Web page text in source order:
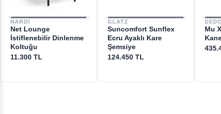
NARDI
Net Lounge
İstiflenebilir Dinlenme
Koltuğu
11.300 TL
GLATZ
Suncomfort Sunflex
Ecru Ayaklı Kare
Şemsiye
124.450 TL
Mu